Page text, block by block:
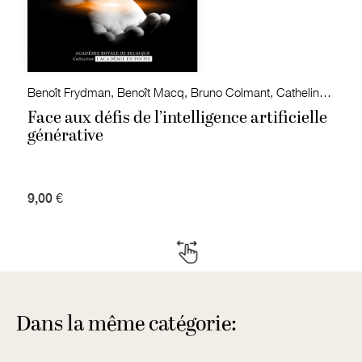
Benoît Frydman, Benoît Macq, Bruno Colmant, Catheline Périer-D'Ieteren David Restrepo Amariles, Hugues Bersini
Face aux défis de l’intelligence artificielle
générative
9,00 €
Dans la même catégorie: